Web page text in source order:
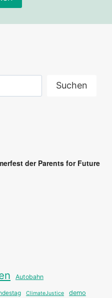
Suchen
der Parents for Future
Autobahn
ClimateJustice demo